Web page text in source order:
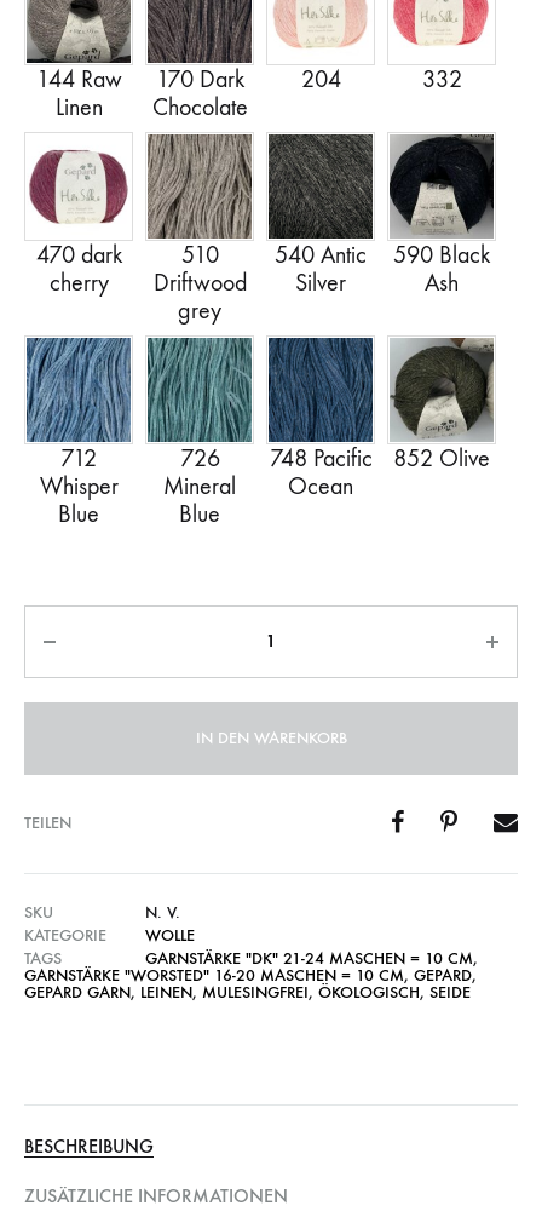
Anzahl
IN DEN WARENKORB
TEILEN
SKU
N. V.
KATEGORIE
WOLLE
TAGS
GARNSTÄRKE "DK" 21-24 MASCHEN = 10 CM,
GARNSTÄRKE "WORSTED" 16-20 MASCHEN = 10 CM, GEPARD,
GEPARD GARN, LEINEN, MULESINGFREI, ÖKOLOGISCH, SEIDE
BESCHREIBUNG
ZUSÄTZLICHE INFORMATIONEN